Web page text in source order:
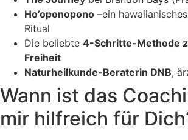
Ho’oponopono –ein
Ritual
Die beliebte 4-Schritte-Methode
Freiheit
Naturheilkunde-Beraterin DNB,
Wann ist das
mir hilfreich für